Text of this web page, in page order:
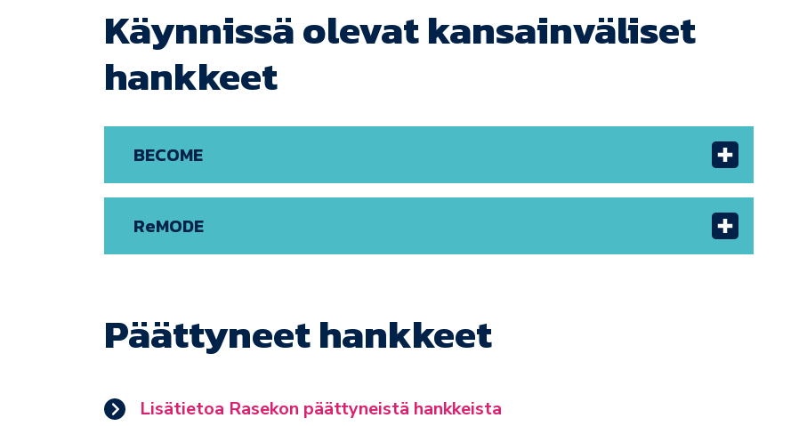
Käynnissä olevat kansainväliset
hankkeet
BECOME
ReMODE
Päättyneet hankkeet
Lisätietoa Rasekon päättyneistä hankkeista